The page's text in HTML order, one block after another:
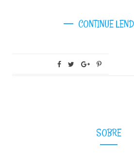
CONTINUE
SOBRE